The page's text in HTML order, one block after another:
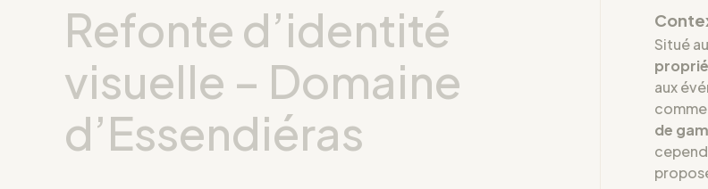
Refonte d’identité
visuelle – Domaine
d’Essendiéras
Situé
aux
de